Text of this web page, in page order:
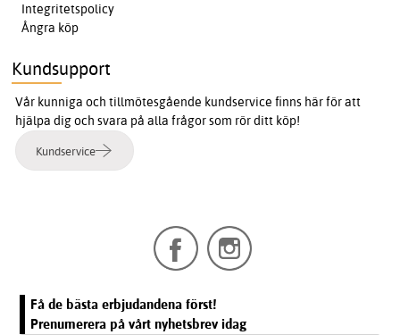
Integritetspolicy
Ångra köp
Kundsupport
Vår kunniga och tillmötesgående kundservice finns här för att
hjälpa dig och svara på alla frågor som rör ditt köp!
Kundservice
Få de bästa erbjudandena först!
Prenumerera på vårt nyhetsbrev idag